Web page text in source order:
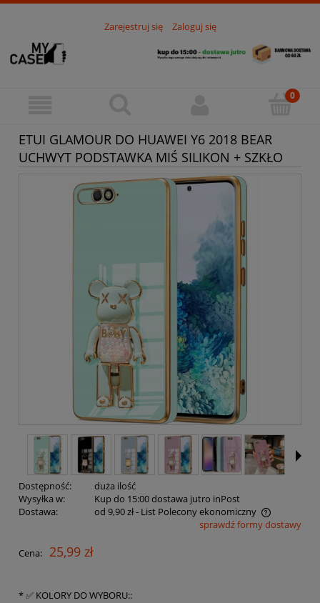
Zarejestruj się Zaloguj się
ETUI GLAMOUR DO HUAWEI Y6 2018 BEAR
UCHWYT PODSTAWKA MIŚ SILIKON + SZKŁO
Dostępność:
duża ilość
Wysyłka w:
Kup do 15:00 dostawa jutro inPost
Dostawa:
od 9,90 zł- List Polecony ekonomiczny
Cena nie zawiera ewentualnych kosztów płatnościsprawdź formy dostawy
Cena: 25,99 zł
*✅ KOLORY DO WYBORU::